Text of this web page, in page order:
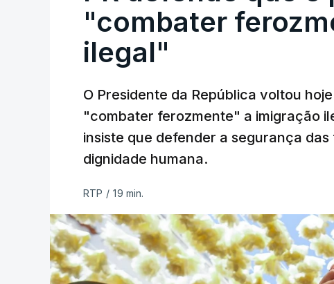
"combater
ilegal"
O Presidente da República voltou
"combater ferozmente" a imigração
insiste que defender a segurança
dignidade humana.
RTP / 19 min.